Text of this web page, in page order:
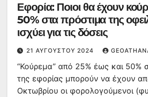
Εφορία: Ποιοι θα έχουν
50% στα πρόστιμα της
ισχύει για τις δόσεις
21 ΑΥΓΟΎΣΤΟΥ 2024
“Κούρεμα” από 25% έως και 50%
της εφορίας μπορούν να έχουν
Οκτωβρίου οι φορολογούμενοι